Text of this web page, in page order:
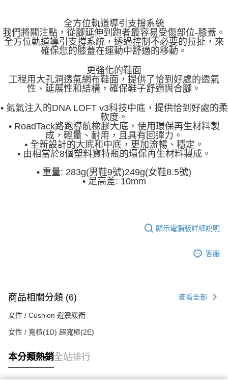
全方位軌道導引支撐系統
我們將關注點，從腳延伸到跑者最容易受傷部位-膝蓋。
全方位軌道導引支撐系統，透過控制不必要的拉扯，來
確保您的膝蓋在運動中舒適的移動。
更強化的鞋面
工程用大孔洞透氣網布鞋面，提供了恰到好處的透氣
性、延展性和結構，確保鞋子舒適與合腳。
• 氮氣注入的DNA LOFT v3科技中底，提供恰到好處的柔
軟度。
• RoadTack路跑導航橡膠大底，使用環保再生材料製
成，輕量、耐用，且具有回彈力。
• 全新設計的大底和中底，更加流暢、穩定。
• 由相當於8個塑料寶特瓶的環保再生材料製成。
• 重量: 283g(男鞋9號)249g(女鞋8.5號)
• 足高差: 10mm
顯示電腦版詳細說明
客服
商品相關分類 (6) 查看全部
女性 / Cushion 避震緩衝
女性 / 寬楦(1D) 超寬楦(2E)
本分類熱銷全站排行